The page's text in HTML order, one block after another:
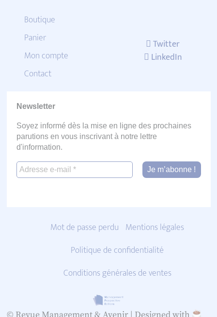
Boutique
Panier
Mon compte
Contact
Twitter
LinkedIn
Newsletter
Soyez informé dès la mise en ligne des prochaines
parutions en vous inscrivant à notre lettre
d'information.
Mot de passe perdu Mentions légales
Politique de confidentialité
Conditions générales de ventes